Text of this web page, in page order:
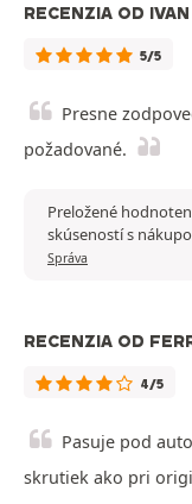
RECENZIA OD IVAN
5/5
Presne
požadované.
Preložené
skúseností s
Správa
RECENZIA OD
4/5
Pasuje pod
skrutiek ako pri